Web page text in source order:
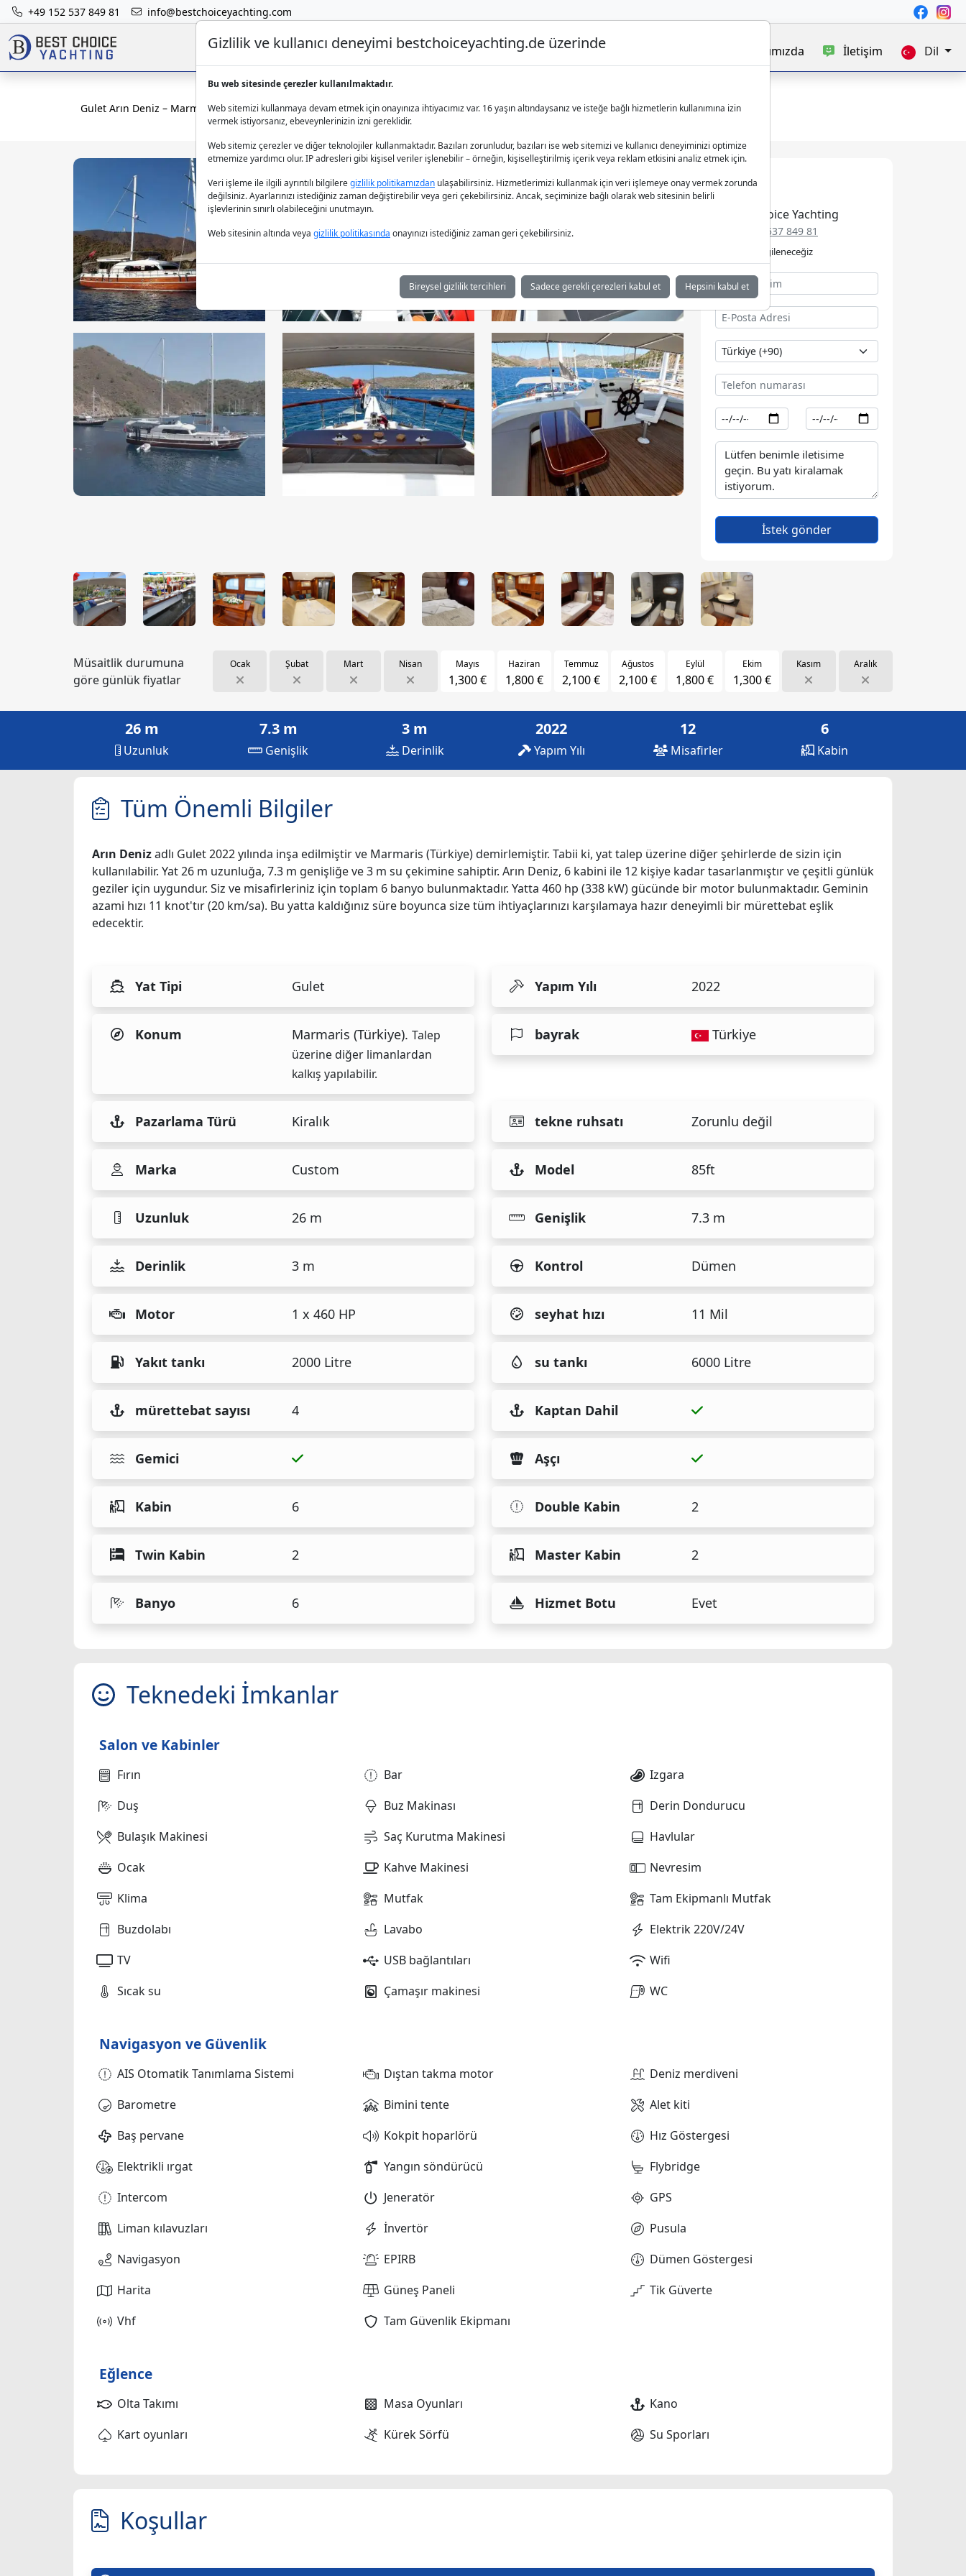
+49 152 537 849 81 info@bestchoiceyachting.com
Lüks Yat Charter Yat Kiralama Hakkımızda İletişim Dil
Gulet Arın Deniz – Marmaris’te 12 kişilik gulet kiralama
Best Choice Yachting
+49 152 537 849 81
Talebinizle ilgileneceğiz
İstek gönder
Müsaitlik durumuna
göre günlük fiyatlar
Ocak Şubat Mart Nisan Mayıs
1,300 €
Haziran
1,800 €
Temmuz
2,100 €
Ağustos
2,100 €
Eylül
1,800 €
Ekim
1,300 €
Kasım Aralık
26 m
Uzunluk
7.3 m
Genişlik
3 m
Derinlik
2022
Yapım Yılı
12
Misafirler
6
Kabin
Tüm Önemli Bilgiler
Arın Denizadlı Gulet 2022 yılında inşa edilmiştir ve Marmaris (Türkiye) demirlemiştir. Tabii ki, yat talep üzerine diğer şehirlerde de sizin için
kullanılabilir. Yat 26 m uzunluğa, 7.3 m genişliğe ve 3 m su çekimine sahiptir. Arın Deniz, 6 kabini ile 12 kişiye kadar tasarlanmıştır ve çeşitli günlük
geziler için uygundur. Siz ve misafirleriniz için toplam 6 banyo bulunmaktadır. Yatta 460 hp (338 kW) gücünde bir motor bulunmaktadır. Geminin
azami hızı 11 knot'tır (20 km/sa). Bu yatta kaldığınız süre boyunca size tüm ihtiyaçlarınızı karşılamaya hazır deneyimli bir mürettebat eşlik
edecektir.
Yat Tipi Gulet Yapım Yılı 2022
Konum Marmaris (Türkiye). Talep
üzerine diğer limanlardan
kalkış yapılabilir.
bayrak Türkiye
Pazarlama Türü Kiralık tekne ruhsatı Zorunlu değil
Marka Custom Model 85ft
Uzunluk 26 m Genişlik 7.3 m
Derinlik 3 m Kontrol Dümen
Motor 1 x 460 HP seyhat hızı 11 Mil
Yakıt tankı 2000 Litre su tankı 6000 Litre
mürettebat sayısı 4 Kaptan Dahil
Gemici Aşçı
Kabin 6 Double Kabin 2
Twin Kabin 2 Master Kabin 2
Banyo 6 Hizmet Botu Evet
Teknedeki İmkanlar
Salon ve Kabinler
Fırın Bar
Izgara
Duş
Buz Makinası
Derin Dondurucu
Bulaşık Makinesi
Saç Kurutma Makinesi
Havlular
Ocak
Kahve Makinesi
Nevresim
Klima
Mutfak
Tam Ekipmanlı Mutfak
Buzdolabı
Lavabo
Elektrik 220V/24V
TV
USB bağlantıları
Wifi
Sıcak su
Çamaşır makinesi WC
Navigasyon ve Güvenlik
AIS Otomatik Tanımlama Sistemi Dıştan takma motor
Deniz merdiveni
Barometre
Bimini tente
Alet kiti
Baş pervane
Kokpit hoparlörü
Hız Göstergesi
Elektrikli ırgat
Yangın söndürücü
Flybridge
Intercom
Jeneratör
GPS
Liman kılavuzları
İnvertör
Pusula
Navigasyon
EPIRB
Dümen Göstergesi
Harita
Güneş Paneli
Tik Güverte
Vhf
Tam Güvenlik Ekipmanı
Eğlence
Olta Takımı Masa Oyunları
Kano
Kart oyunları
Kürek Sörfü Su Sporları
Koşullar
Gizlilik ve kullanıcı deneyimi bestchoiceyachting.de üzerinde
Bu web sitesinde çerezler kullanılmaktadır.
Web sitemizi kullanmaya devam etmek için onayınıza ihtiyacımız var. 16 yaşın altındaysanız ve isteğe bağlı hizmetlerin kullanımına izin
vermek istiyorsanız, ebeveynlerinizin izni gereklidir.
Web sitemiz çerezler ve diğer teknolojiler kullanmaktadır. Bazıları zorunludur, bazıları ise web sitemizi ve kullanıcı deneyiminizi optimize
etmemize yardımcı olur. IP adresleri gibi kişisel veriler işlenebilir – örneğin, kişiselleştirilmiş içerik veya reklam etkisini analiz etmek için.
Veri işleme ile ilgili ayrıntılı bilgileregizlilik politikamızdan ulaşabilirsiniz. Hizmetlerimizi kullanmak için veri işlemeye onay vermek zorunda
değilsiniz. Ayarlarınızı istediğiniz zaman değiştirebilir veya geri çekebilirsiniz. Ancak, seçiminize bağlı olarak web sitesinin belirli
işlevlerinin sınırlı olabileceğini unutmayın.
Web sitesinin altında veya gizlilik politikasında onayınızı istediğiniz zaman geri çekebilirsiniz.
Bireysel gizlilik tercihleri Sadece gerekli çerezleri kabul et Hepsini kabul et